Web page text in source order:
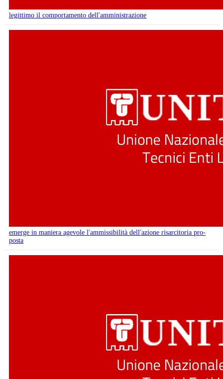
legittimo il comportamento dell'amministrazione
emerge in maniera agevole l'ammissibilità dell'azione risarcitoria pro-
posta